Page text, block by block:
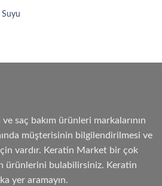
to
saç bakım ürünleri markalarının
müşterisinin bilgilendirilmesi ve
vardır. Keratin Market bir çok
ürünlerini bulabilirsiniz. Keratin
yer aramayın.